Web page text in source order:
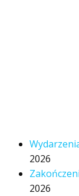
2026
2026